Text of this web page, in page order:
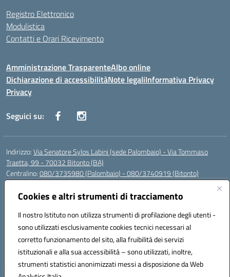
Cookies e altri strumenti di tracciamento
Il nostro Istituto non utilizza strumenti di profilazione degli utenti -
sono utilizzati esclusivamente cookies tecnici necessari al
corretto funzionamento del sito, alla fruibilità dei servizi
istituzionali e alla sua accessibilità – sono utilizzati, inoltre,
strumenti statistici anonimizzati messi a disposizione da Web
Registro Elettronico
Modulistica
Contatti e Orari Ricevimento
Amministrazione TrasparenteAlbo online
Dichiarazione di accessibilitàNote legaliInformativa Privacy
Privacy
Seguici su:
Indirizzo:Via Senatore Sylos Labini (sede Palombaio) - Via Tommaso
Traetta, 99 - 70032 Bitonto (BA)
Centralino:080/3735980 (Palombaio) - 080/3740919 (Bitonto)
Email:
Posta elettronica certificata (PEC):baic80800a@pec.istruzione.it
Codice fiscale: 93360210723
Codice meccanografico:BAIC80800A
Codice Indice delle Pubbliche Amministrazioni (IPA): istsc_baic80800a
Codice unico di fatturazione (CUF): UFK0WW